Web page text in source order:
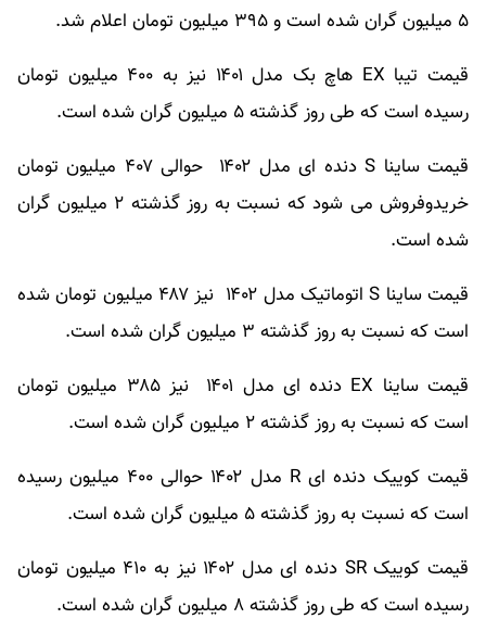
۵ میلیون گران شده است و ۳۹۵ میلیون تومان اعلام شد.
قیمت تیبا EX هاچ بک مدل ۱۴۰۱ نیز به ۴۰۰ میلیون تومان
رسیده است که طی روز گذشته ۵ میلیون گران شده است.
قیمت ساینا S دنده ای‌ مدل ۱۴۰۲ حوالی ۴۰۷ میلیون تومان
خریدوفروش می شود که نسبت به روز گذشته ۲ میلیون گران
شده است.
قیمت ساینا S اتوماتیک مدل ۱۴۰۲ نیز ۴۸۷ میلیون تومان شده
است که نسبت به روز گذشته ۳ میلیون گران شده است.
قیمت ساینا EX دنده ای مدل ۱۴۰۱ نیز ۳۸۵ میلیون تومان
است که نسبت به روز گذشته ۲ میلیون گران شده است.
قیمت کوییک دنده ای R مدل ۱۴۰۲ حوالی ۴۰۰ میلیون رسیده
است که نسبت به روز گذشته ۵ میلیون گران شده است.
قیمت کوییک SR دنده ای مدل ۱۴۰۲ نیز به ۴۱۰ میلیون تومان
رسیده است که طی روز گذشته ۸ میلیون گران شده است.